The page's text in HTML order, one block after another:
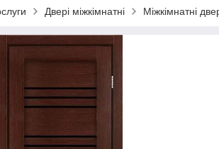
Двері міжкімнатні Міжкімнатні